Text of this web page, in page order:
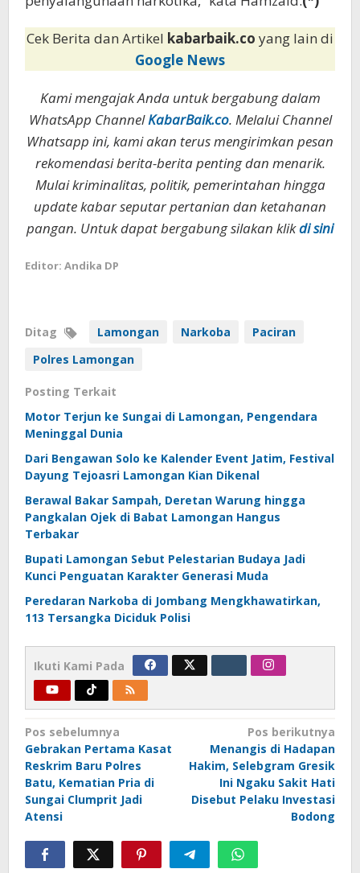
Cek Berita dan Artikel kabarbaik.co yang lain di
Google News
Kami mengajak Anda untuk bergabung dalam
WhatsApp ChannelKabarBaik.co. Melalui Channel
Whatsapp ini, kami akan terus mengirimkan pesan
rekomendasi berita-berita penting dan menarik.
Mulai kriminalitas, politik, pemerintahan hingga
update kabar seputar pertanian dan ketahanan
pangan. Untuk dapat bergabung silakan klikdi sini
Editor: Andika DP
Ditag Lamongan Narkoba
Paciran
Polres Lamongan
Posting Terkait
Motor Terjun ke Sungai di Lamongan, Pengendara
Meninggal Dunia
Dari Bengawan Solo ke Kalender Event Jatim, Festival
Dayung Tejoasri Lamongan Kian Dikenal
Berawal Bakar Sampah, Deretan Warung hingga
Pangkalan Ojek di Babat Lamongan Hangus
Terbakar
Bupati Lamongan Sebut Pelestarian Budaya Jadi
Kunci Penguatan Karakter Generasi Muda
Peredaran Narkoba di Jombang Mengkhawatirkan,
113 Tersangka Diciduk Polisi
Ikuti Kami Pada
Navigasi
pos
Pos sebelumnya
Gebrakan Pertama Kasat
Reskrim Baru Polres
Batu, Kematian Pria di
Sungai Clumprit Jadi
Atensi
Pos berikutnya
Menangis di Hadapan
Hakim, Selebgram Gresik
Ini Ngaku Sakit Hati
Disebut Pelaku Investasi
Bodong